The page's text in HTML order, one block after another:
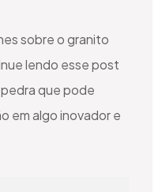
sobre o granito
lendo esse post
que pode
em algo inovador e